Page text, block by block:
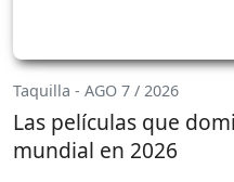
Taquilla - AGO 7 / 2026
Las películas que
mundial en 2026